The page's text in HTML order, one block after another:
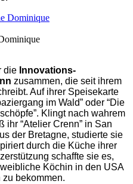
die Innovations-
zusammen, die seit ihrem
Auf ihrer Speisekarte
im Wald” oder “Die
Klingt nach wahrem
ihr “Atelier Crenn” in San
der Bretagne, studierte sie
durch die Küche ihrer
schaffte sie es,
Köchin in den USA
bekommen.